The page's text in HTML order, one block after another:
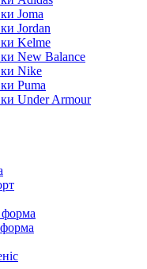
Joma
Jordan
Kelme
New Balance
Nike
Puma
Under Armour
форма